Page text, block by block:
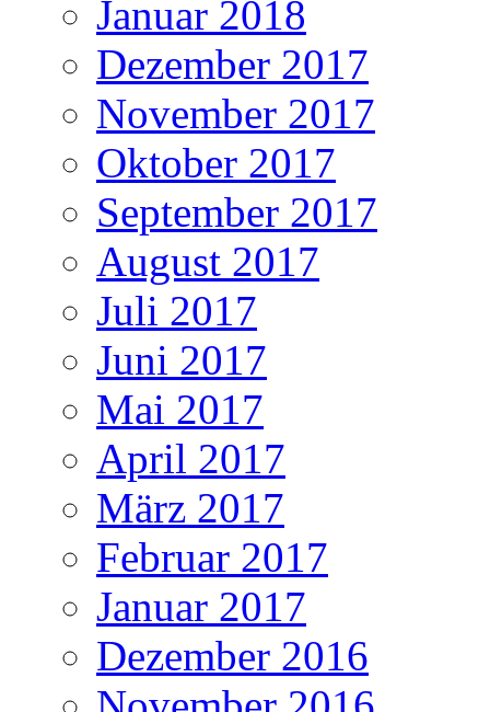
Januar 2018
Dezember 2017
November 2017
Oktober 2017
September 2017
August 2017
Juli 2017
Juni 2017
Mai 2017
April 2017
März 2017
Februar 2017
Januar 2017
Dezember 2016